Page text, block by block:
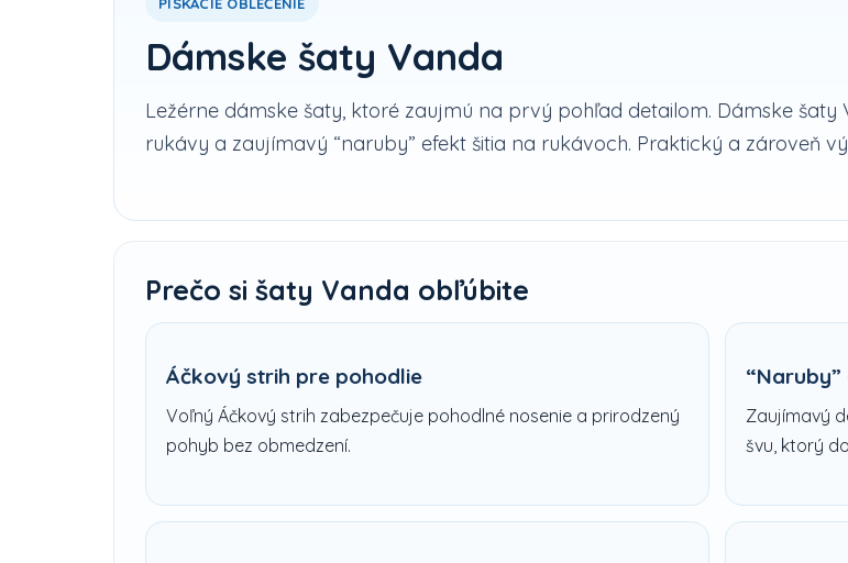
Dámske šaty Vanda
Ležérne dámske šaty, ktoré zaujmú na prvý pohľad detailom. Dámske
rukávy a zaujímavý “naruby” efekt šitia na rukávoch. Praktický a zároveň
Prečo si šaty Vanda obľúbite
Áčkový strih pre pohodlie
Voľný Áčkový strih zabezpečuje pohodlné nosenie a prirodzený
pohyb bez obmedzení.
Zaujímavý
švu, ktorý